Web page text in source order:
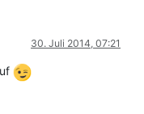
30. Juli 2014, 07:21